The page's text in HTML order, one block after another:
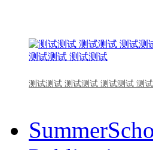
测试测试 测试测试 测试测试 测试